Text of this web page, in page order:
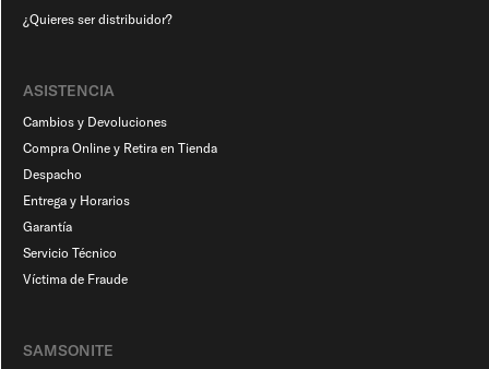
¿Quieres ser distribuidor?
ASISTENCIA
Cambios y Devoluciones
Compra Online y Retira en Tienda
Despacho
Entrega y Horarios
Garantía
Servicio Técnico
Víctima de Fraude
SAMSONITE